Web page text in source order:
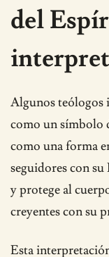
del
Algunos teólogos
como un símbolo
como una forma
seguidores con
y protege al
creyentes con su
Esta